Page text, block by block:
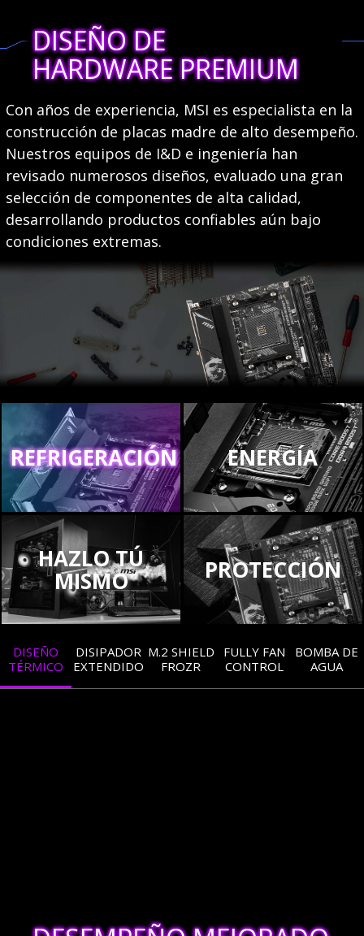
DISEÑO DE
HARDWARE PREMIUM
Con años de experiencia, MSI es especialista en la
construcción de placas madre de alto desempeño.
Nuestros equipos de I&D e ingeniería han
revisado numerosos diseños, evaluado una gran
selección de componentes de alta calidad,
desarrollando productos confiables aún bajo
condiciones extremas.
REFRIGERACIÓN ENERGÍA
HAZLO TÚ
MISMO PROTECCIÓN
DISEÑO
TÉRMICO
DISIPADOR
EXTENDIDO
M.2 SHIELD
FROZR
FULLY FAN
CONTROL
BOMBA DE
AGUA